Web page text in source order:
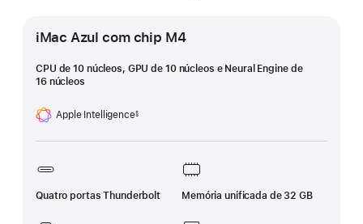
iMac Azul com chip M4
CPU de 10 núcleos, GPU de 10 núcleos e Neural Engine de
16 núcleos
Apple Intelligence
Nota
§
Quatro portas Thunderbolt Memória unificada de 32 GB